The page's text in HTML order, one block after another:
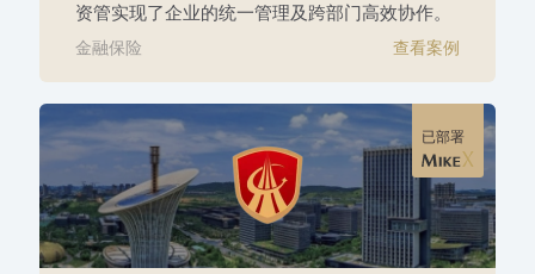
资管实现了企业的统一管理及跨部门高效协作。
金融保险 查看案例
已部署